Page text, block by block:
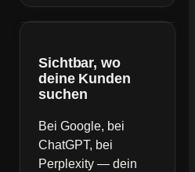
Sichtbar, wo
deine Kunden
suchen
Bei Google, bei
ChatGPT, bei
Perplexity — dein